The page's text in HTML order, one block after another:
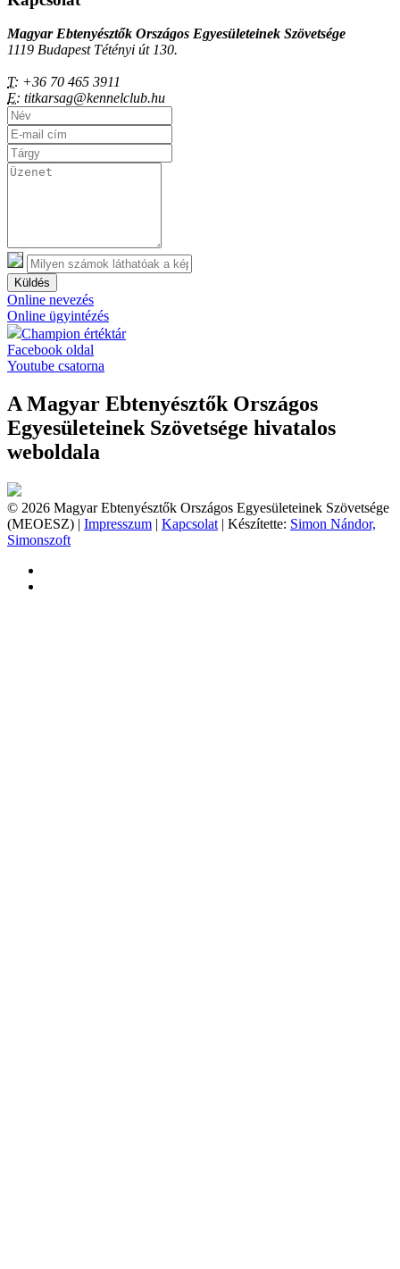
Magyar Ebtenyésztők Országos Egyesületeinek Szövetsége
1119 Budapest Tétényi út 130.
T: +36 70 465 3911
E: titkarsag@kennelclub.hu
Küldés
Online nevezés
Online ügyintézés
Champion értéktár
Facebook oldal
Youtube csatorna
A Magyar Ebtenyésztők Országos
Egyesületeinek Szövetsége hivatalos
weboldala
© 2026 Magyar Ebtenyésztők Országos Egyesületeinek Szövetsége
(MEOESZ) | Impresszum | Kapcsolat | Készítette: Simon Nándor,
Simonszoft